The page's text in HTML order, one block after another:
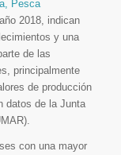
Pesca
2018, indican
y una
de las
principalmente
de producción
datos de la Junta
con una mayor